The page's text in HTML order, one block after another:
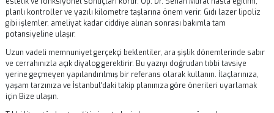
Sosyal medya genellikle ara şişlik veya revizyon bağlamı olmadan
sonuçları gösterir. Yalnızca cerrahınızın onayladığı içerikleri tüketin.
hedef uyumlu fonksiyonel iyileşmedir.
Sıkça sorulan sorular 4
Hastalar sık sık «Sıkça sorulan sorular 4» bölümündeki zaman
çizelgelerinin herkese eşit uygulanıp uygulanmadığını sorar. Bireysel
anatomi, cerrahi teknik ve genel sağlık iyileşme hızını değiştirir;